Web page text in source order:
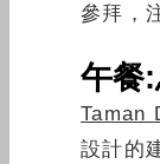
參拜，
午餐
Taman
設計的